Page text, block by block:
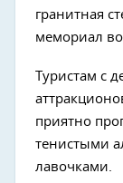
гранитная
мемориал
Туристам с
приятно
тенистыми
лавочками.